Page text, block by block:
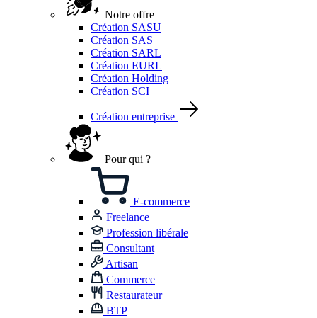
Notre offre
Création SASU
Création SAS
Création SARL
Création EURL
Création Holding
Création SCI
Création entreprise
Pour qui ?
E-commerce
Freelance
Profession libérale
Consultant
Artisan
Commerce
Restaurateur
BTP